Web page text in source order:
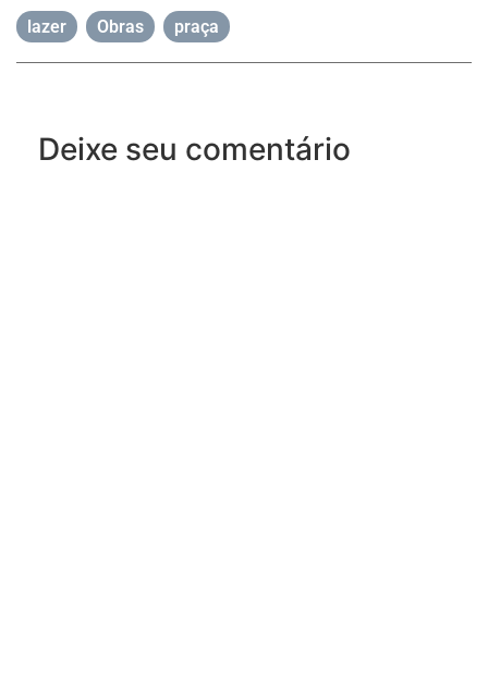
lazer Obras praça
Deixe seu comentário